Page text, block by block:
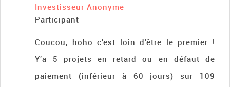
Investisseur Anonyme
Participant
Coucou, hoho c’est loin d’être le premier !
Y’a 5 projets en retard ou en défaut de
paiement (inférieur à 60 jours) sur 109